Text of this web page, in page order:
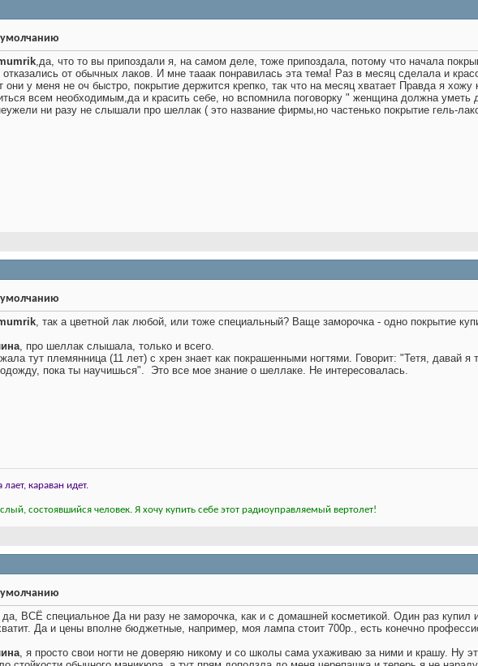
,да, что то вы припоздали я, на самом деле, тоже припоздала, потому что начала
отказались от обычных лаков. И мне тааак понравилась эта тема! Раз в месяц сделала и
они у меня не оч быстро, покрытие держится крепко, так что на месяц хватает Правда я хожу
всем необходимым,да и красить себе, но вспомнила поговорку " женщина должна уметь
ни разу не слышали про шеллак ( это название фирмы,но частенько покрытие гель-
, так а цветной лак любой, или тоже специальный? Ваще заморочка - одно покрытие
, про шеллак слышала, только и всего.
тут племянница (11 лет) с хрен знает как покрашенными ногтями. Говорит: "Тетя, давай
пока ты научишься".
Это все мое знание о шеллаке. Не интересовалась.
лает, караван идет.
состоявшийся человек. Я хочу купить себе этот радиоуправляемый вертолет!
, да, ВСЁ специальное Да ни разу не заморочка, как и с домашней косметикой. Один раз
Да и цены вполне бюджетные, например, моя лампа стоит 700р., есть конечно
, я просто свои ногти не доверяю никому и со школы сама ухаживаю за ними и крашу. Ну